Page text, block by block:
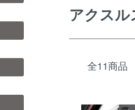
アクス
全11商品